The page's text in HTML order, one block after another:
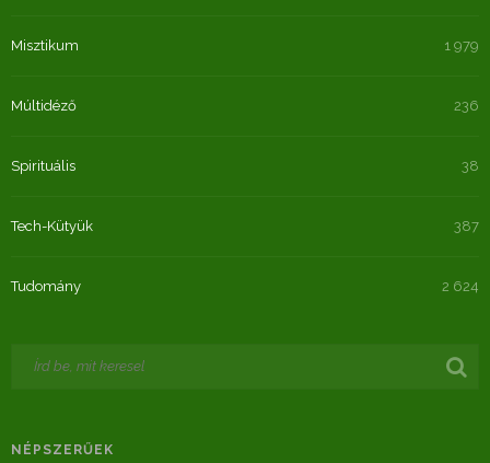
Misztikum 1 979
Múltidéző 236
Spirituális 38
Tech-Kütyük 387
Tudomány 2 624
NÉPSZERŰEK